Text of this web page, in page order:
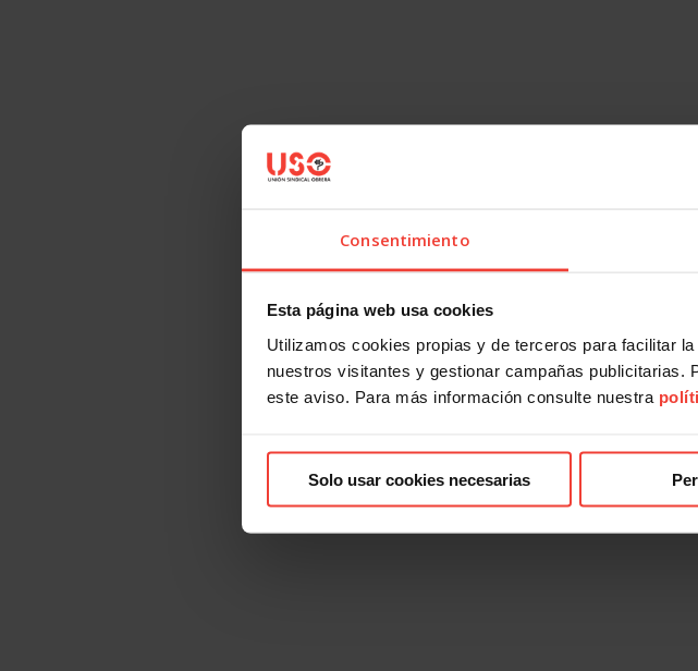
Consentimiento
Esta página web usa cookies
Utilizamos cookies propias y de terceros para facilitar
nuestros visitantes y gestionar campañas publicitarias.
este aviso. Para más información consulte nuestra
Solo usar cookies necesarias